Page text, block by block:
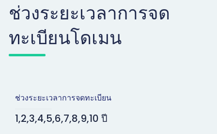
ช่วงระยะเวลาการจด
ทะเบียนโดเมน
ช่วงระยะเวลาการจดทะเบียน
1,2,3,4,5,6,7,8,9,10 ปี